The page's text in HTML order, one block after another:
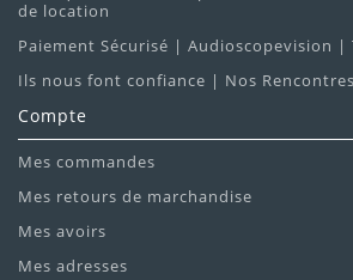
de location
Paiement Sécurisé | Audioscopevision |
Ils nous font confiance | Nos
Compte
Mes commandes
Mes retours de marchandise
Mes avoirs
Mes adresses